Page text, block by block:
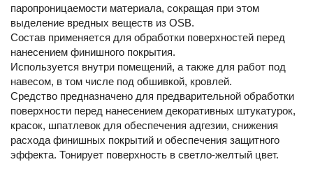
паропроницаемости материала, сокращая при этом
выделение вредных веществ из OSB.
Состав применяется для обработки поверхностей перед
нанесением финишного покрытия.
Используется внутри помещений, а также для работ под
навесом, в том числе под обшивкой, кровлей.
Средство предназначено для предварительной обработки
поверхности перед нанесением декоративных штукатурок,
красок, шпатлевок для обеспечения адгезии, снижения
расхода финишных покрытий и обеспечения защитного
эффекта. Тонирует поверхность в светло-желтый цвет.